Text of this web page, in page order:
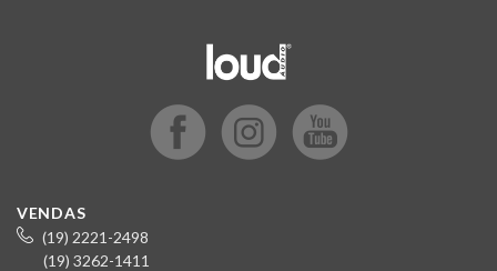
VENDAS
(19) 2221-2498
(19) 3262-1411